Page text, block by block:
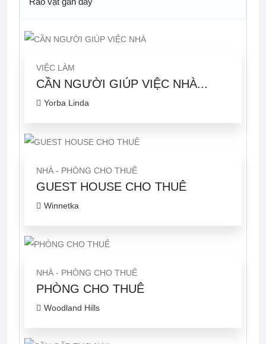
VIỆC LÀM
CẦN NGƯỜI GIÚP VIỆC NHÀ...
Yorba Linda
NHÀ - PHÒNG CHO THUÊ
GUEST HOUSE CHO THUÊ
Winnetka
NHÀ - PHÒNG CHO THUÊ
PHÒNG CHO THUÊ
Woodland Hills